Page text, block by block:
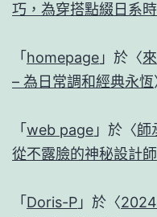
巧，為穿搭點綴日系
「 homepage 」於〈
– 為日常調和經典永恆
「 web page 」於〈師
從不露臉的神秘設計師
「 Doris-P 」於〈